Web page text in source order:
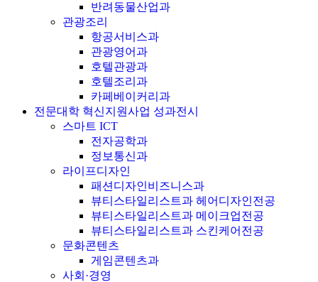
반려동물산업과
관광조리
항공서비스과
관광영어과
호텔관광과
호텔조리과
카페베이커리과
전문대학 혁신지원사업 성과전시
스마트 ICT
전자공학과
정보통신과
라이프디자인
패션디자인비즈니스과
뷰티스타일리스트과 헤어디자인전공
뷰티스타일리스트과 메이크업전공
뷰티스타일리스트과 스킨케어전공
문화콘텐츠
게임콘텐츠과
사회·경영